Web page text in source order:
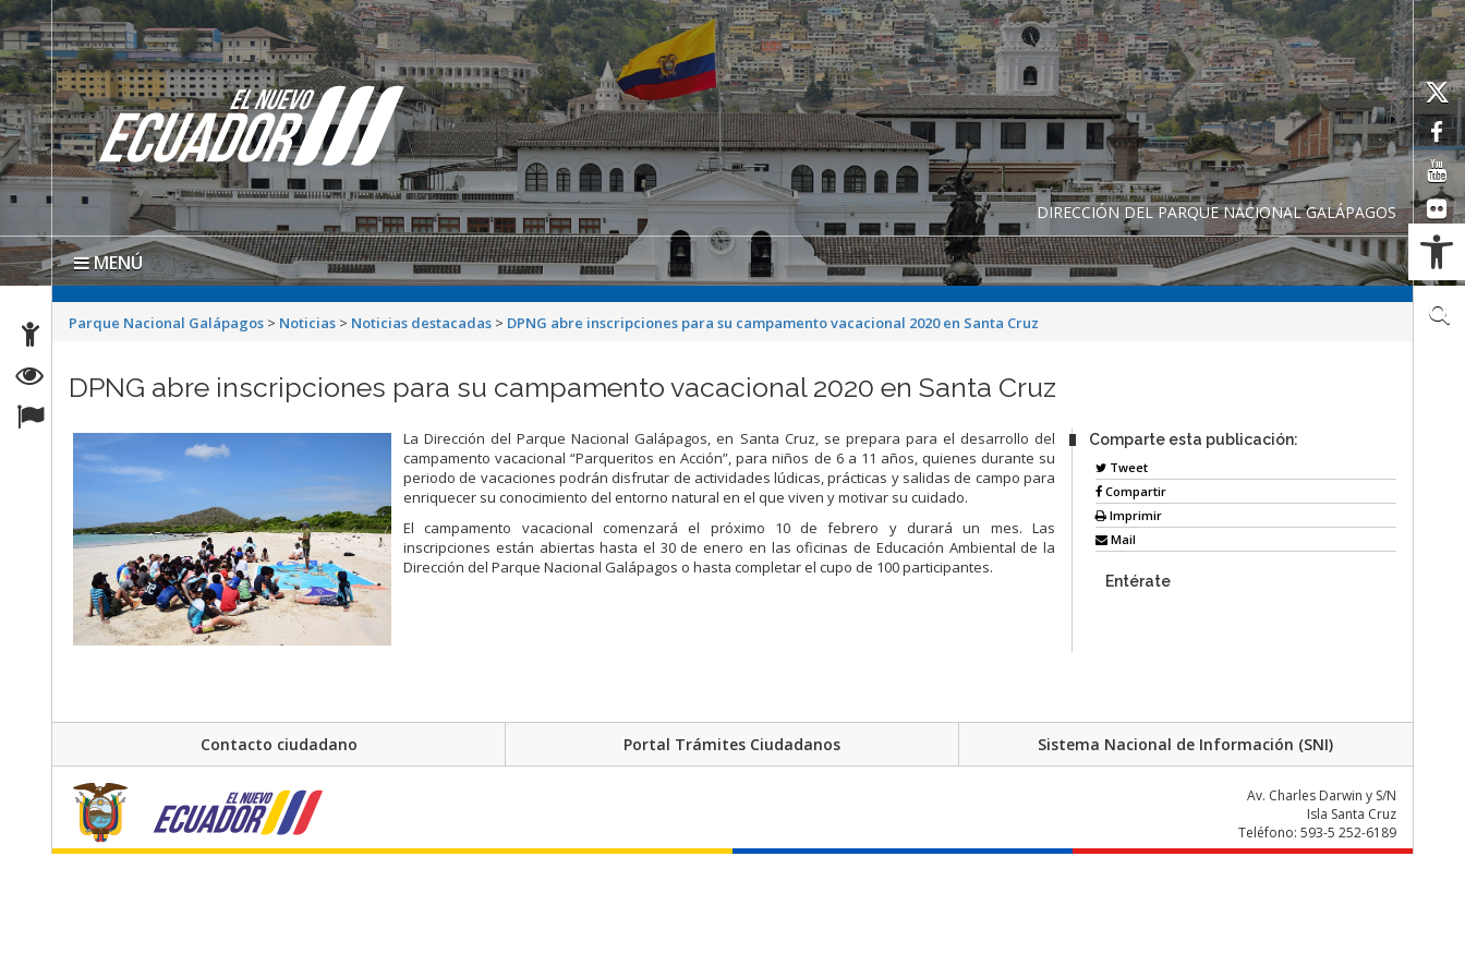
DIRECCIÓN DEL PARQUE NACIONAL GALÁPAGOS
MENÚ
Parque Nacional Galápagos > Noticias > Noticias destacadas > DPNG abre inscripciones para su campamento vacacional 2020 en Santa Cruz
DPNG abre inscripciones para su campamento vacacional 2020 en Santa Cruz
La Dirección del Parque Nacional Galápagos, en Santa Cruz, se prepara para el desarrollo del
campamento vacacional “Parqueritos en Acción”, para niños de 6 a 11 años, quienes durante su
periodo de vacaciones podrán disfrutar de actividades lúdicas, prácticas y salidas de campo para
enriquecer su conocimiento del entorno natural en el que viven y motivar su cuidado.
El campamento vacacional comenzará el próximo 10 de febrero y durará un mes. Las
inscripciones están abiertas hasta el 30 de enero en las oficinas de Educación Ambiental de la
Dirección del Parque Nacional Galápagos o hasta completar el cupo de 100 participantes.
Comparte esta publicación:
Tweet
Compartir
Imprimir
Mail
Entérate
Contacto ciudadano Portal Trámites Ciudadanos Sistema Nacional de Información (SNI)
Av. Charles Darwin y S/N
Isla Santa Cruz
Teléfono: 593-5 252-6189